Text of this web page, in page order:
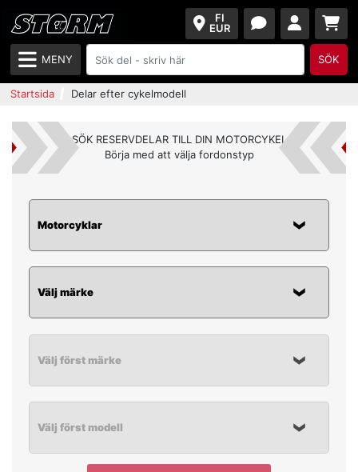
FI
EUR
MENY SÖK
Startsida Delar efter cykelmodell
SÖK RESERVDELAR TILL DIN MOTORCYKEL
Börja med att välja fordonstyp